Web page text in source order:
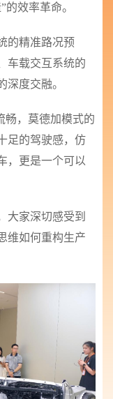
的效率革命。
的精准路况预
车载交互系统的
深度交融。
畅，莫德加模式的
足的驾驶感，仿
，更是一个可以
大家深切感受到
维如何重构生产